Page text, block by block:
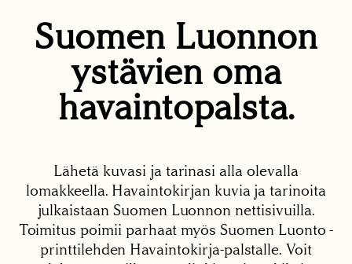
Suomen Luonnon
ystävien oma
havaintopalsta.
Lähetä kuvasi ja tarinasi alla olevalla
lomakkeella. Havaintokirjan kuvia ja tarinoita
julkaistaan Suomen Luonnon nettisivuilla.
Toimitus poimii parhaat myös Suomen Luonto -
printtilehden Havaintokirja-palstalle. Voit